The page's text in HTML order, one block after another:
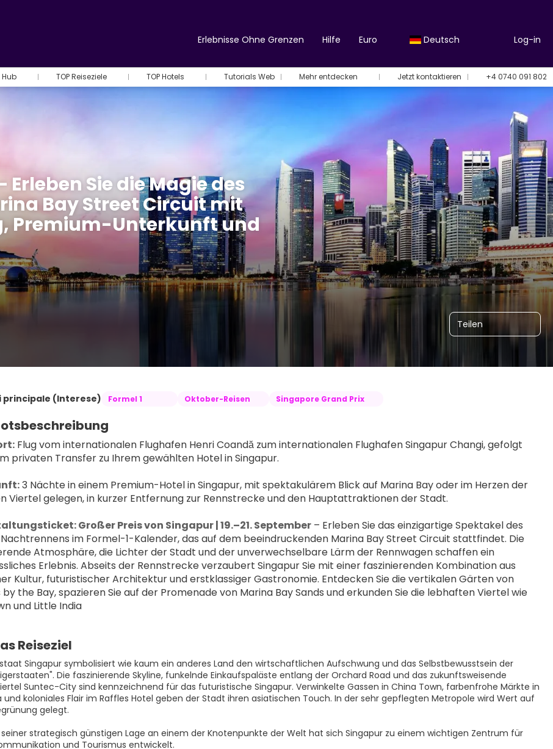
Erlebnisse Ohne Grenzen Hilfe Euro Deutsch Log-in
TOP Reiseziele TOP Hotels Tutorials Web Mehr entdecken Jetzt kontaktieren +4 0740 091 802
Sie die Magie des
Bay Street Circuit mit
Premium-Unterkunft und
Teilen
principale (Interese) Formel 1 Oktober-Reisen Singapore Grand Prix
Flug vom internationalen Flughafen Henri Coandă zum internationalen Flughafen Singapur Changi, gefolgt
privaten Transfer zu Ihrem gewählten Hotel in Singapur.
3 Nächte in einem Premium-Hotel in Singapur, mit spektakulärem Blick auf Marina Bay oder im Herzen der
Viertel gelegen, in kurzer Entfernung zur Rennstrecke und den Hauptattraktionen der Stadt.
Großer Preis von Singapur | 19.–21. September – Erleben Sie das einzigartige Spektakel des
im Formel-1-Kalender, das auf dem beeindruckenden Marina Bay Street Circuit stattfindet. Die
Atmosphäre, die Lichter der Stadt und der unverwechselbare Lärm der Rennwagen schaffen ein
Erlebnis. Abseits der Rennstrecke verzaubert Singapur Sie mit einer faszinierenden Kombination aus
Kultur, futuristischer Architektur und erstklassiger Gastronomie. Entdecken Sie die vertikalen Gärten von
the Bay, spazieren Sie auf der Promenade von Marina Bay Sands und erkunden Sie die lebhaften Viertel wie
und Little India
Reiseziel
Singapur symbolisiert wie kaum ein anderes Land den wirtschaftlichen Aufschwung und das Selbstbewusstsein der
Die faszinierende Skyline, funkelnde Einkaufspaläste entlang der Orchard Road und das zukunftsweisende
Suntec-City sind kennzeichnend für das futuristische Singapur. Verwinkelte Gassen in China Town, farbenfrohe Märkte in
und koloniales Flair im Raffles Hotel geben der Stadt ihren asiatischen Touch. In der sehr gepflegten Metropole wird Wert auf
gelegt.
strategisch günstigen Lage an einem der Knotenpunkte der Welt hat sich Singapur zu einem wichtigen Zentrum für
und Tourismus entwickelt.